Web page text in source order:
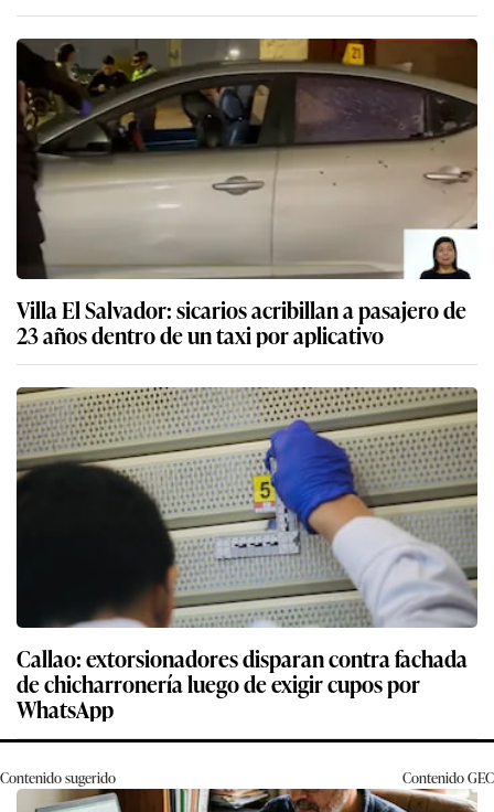
Villa El Salvador: sicarios acribillan a pasajero de
23 años dentro de un taxi por aplicativo
Callao: extorsionadores disparan contra fachada
de chicharronería luego de exigir cupos por
WhatsApp
Contenido sugerido ContenidoGEC